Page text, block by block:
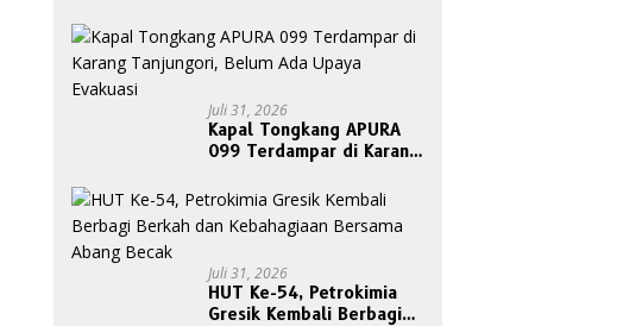
Etik Ketua DPRD
Juli 31, 2026
Kapal Tongkang APURA
099 Terdampar di Karang
Upaya Evakuasi
Juli 31, 2026
HUT Ke-54, Petrokimia
Gresik Kembali Berbagi